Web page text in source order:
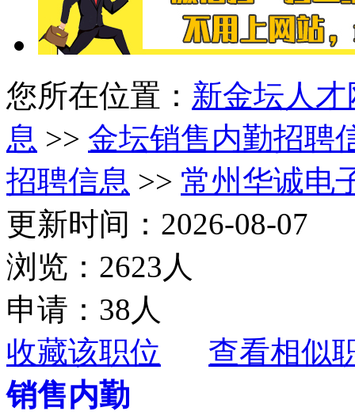
您所在位置： 新金坛人才
息 >> 金坛销售内勤招聘
招聘信息 >> 常州华诚电
更新时间：2026-08-07
浏览：2623人
申请：38人
收藏该职位
查看相似
销售内勤